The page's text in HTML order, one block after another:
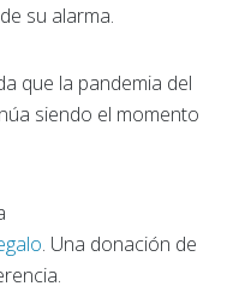
su alarma.
que la pandemia del
siendo el momento
. Una donación de